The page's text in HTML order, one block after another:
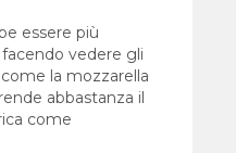
essere più
vedere gli
la mozzarella
abbastanza il
come